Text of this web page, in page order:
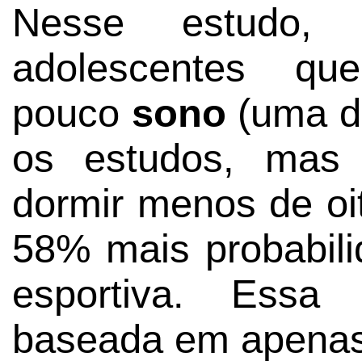
Nesse estudo,
adolescentes
pouco sono (uma
os estudos, mas
dormir menos de
58% mais
esportiva. Essa
baseada em